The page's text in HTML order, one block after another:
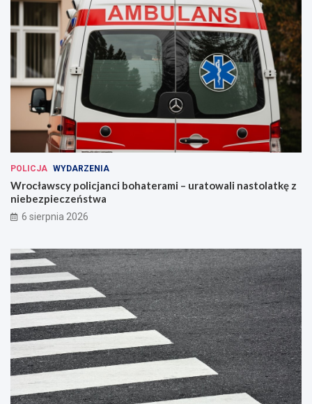
POLICJA WYDARZENIA
Wrocławscy policjanci bohaterami – uratowali nastolatkę z
niebezpieczeństwa
6 sierpnia 2026